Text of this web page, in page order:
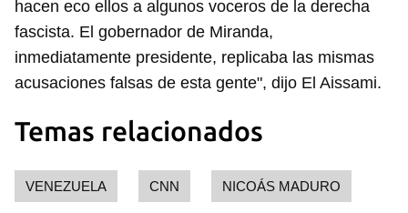
hacen eco ellos a algunos voceros de la derecha
fascista. El gobernador de Miranda,
inmediatamente presidente, replicaba las mismas
acusaciones falsas de esta gente", dijo El Aissami.
Temas relacionados
VENEZUELA CNN NICOÁS MADURO